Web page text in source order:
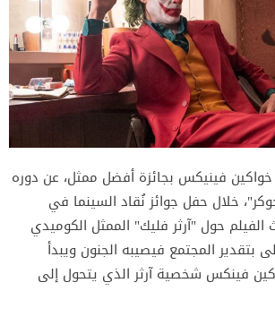
خواكين فينيكس بجائزة أفضل ممثل، عن دوره
خلال حفل جوائز نُقاد السينما في
الفيلم حول "آرثر فليك" الممثل الكوميدي
بتقدير المجتمع فيصيبه الجنون ويبدأ
فينكس شخصية آرثر الذي يتحول إلى